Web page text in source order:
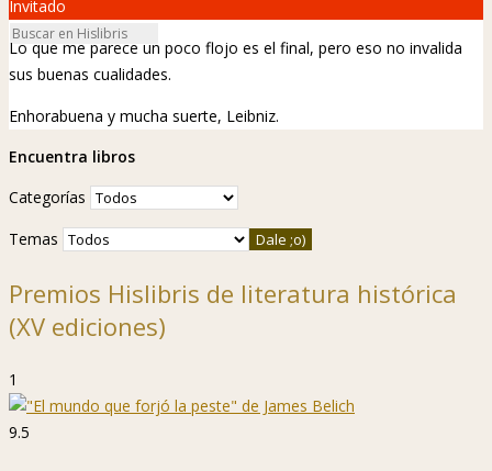
Invitado
Lo que me parece un poco flojo es el final, pero eso no invalida
sus buenas cualidades.
Enhorabuena y mucha suerte, Leibniz.
Encuentra libros
Categorías
Temas
Premios Hislibris de literatura histórica
(XV ediciones)
1
9.5